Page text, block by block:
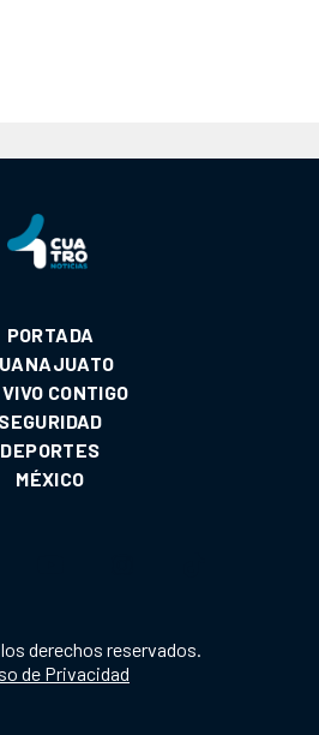
PORTADA
CONTIGO
SEGURIDAD
DEPORTES
MÉXICO
derechos reservados.
de Privacidad